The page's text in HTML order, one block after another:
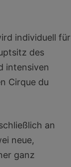
individuell für
des
intensiven
Cirque du
an
neue,
ganz